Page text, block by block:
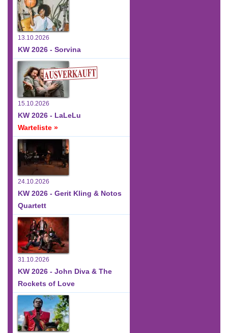
13.10.2026
KW 2026 - Sorvina
15.10.2026
KW 2026 - LaLeLu
Warteliste »
24.10.2026
KW 2026 - Gerit Kling & Notos
Quartett
31.10.2026
KW 2026 - John Diva & The
Rockets of Love